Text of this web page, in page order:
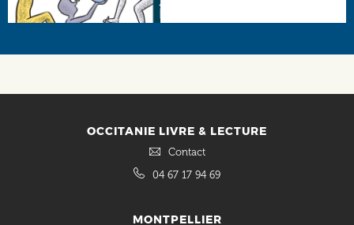
OCCITANIE LIVRE & LECTURE
Contact
04 67 17 94 69
MONTPELLIER